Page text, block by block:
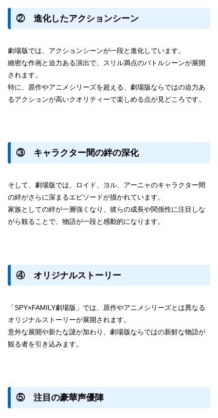
② 進化したアクションシーン
劇場版では、アクションシーンが一段と進化しています。
緻密な作画と迫力ある演出で、スリル満点のバトルシーンが展開
されます。
特に、原作やアニメシリーズを超える、劇場版ならではの迫力あ
るアクションが高いクオリティーで楽しめる点が見どころです。
③ キャラクター間の絆の深化
そして、劇場版では、ロイド、ヨル、アーニャのキャラクター間
の絆がさらに深まるエピソードが描かれています。
家族としての絆が一層強くなり、彼らの成長や関係性に注目しな
がら観ることで、物語が一段と感動的になります。
④ オリジナルストーリー
「SPY×FAMILY劇場版」では、原作やアニメシリーズとは異なる
オリジナルストーリーが展開されます。
意外な展開や新たな謎が加わり、劇場版ならではの新鮮な物語が
観る者を引き込みます。
⑤ 注目の豪華声優陣